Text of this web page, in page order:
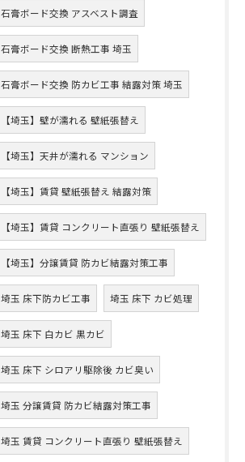
石膏ボード交換 アスベスト調査
石膏ボード交換 断熱工事 埼玉
石膏ボード交換 防カビ工事 結露対策 埼玉
【埼玉】壁が濡れる 壁紙張替え
【埼玉】天井が濡れる マンション
【埼玉】賃貸 壁紙張替え 結露対策
【埼玉】賃貸 コンクリート直張り 壁紙張替え
【埼玉】分譲賃貸 防カビ結露対策工事
埼玉 床下防カビ工事 埼玉 床下 カビ処理
埼玉 床下 白カビ 黒カビ
埼玉 床下 シロアリ駆除後 カビ臭い
埼玉 分譲賃貸 防カビ結露対策工事
埼玉 賃貸 コンクリート直張り 壁紙張替え